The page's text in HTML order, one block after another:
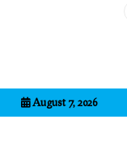
August 7, 2026